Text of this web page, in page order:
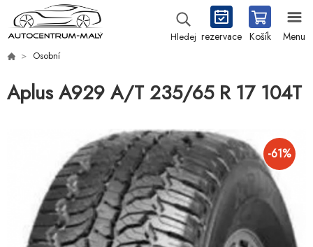
Hledej rezervace Košík Menu
Osobní
Aplus A929 A/T 235/65 R 17 104T
-61%